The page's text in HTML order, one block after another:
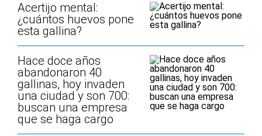
Acertijo mental:
¿cuántos huevos pone
esta gallina?
Hace doce años
abandonaron 40
gallinas, hoy invaden
una ciudad y son 700:
buscan una empresa
que se haga cargo